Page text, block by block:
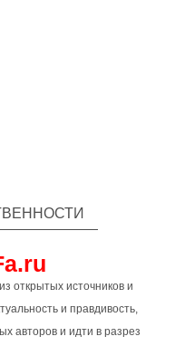
открытых источников и
и правдивость,
авторов и идти в разрез